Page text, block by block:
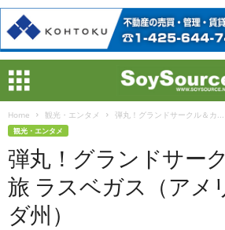
Home 観光・エンタメ 弾丸！グランドサークル＆カ...
観光・エンタメ
弾丸！グランドサー
旅 ラスベガス（アメ
ダ州）